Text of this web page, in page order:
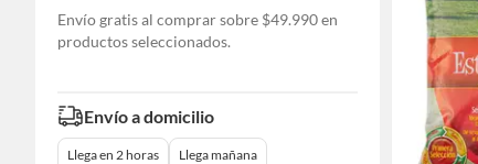
Envío gratis al comprar sobre $49.990 en
productos seleccionados.
Envío a domicilio
Llega en 2 horas Llega mañana